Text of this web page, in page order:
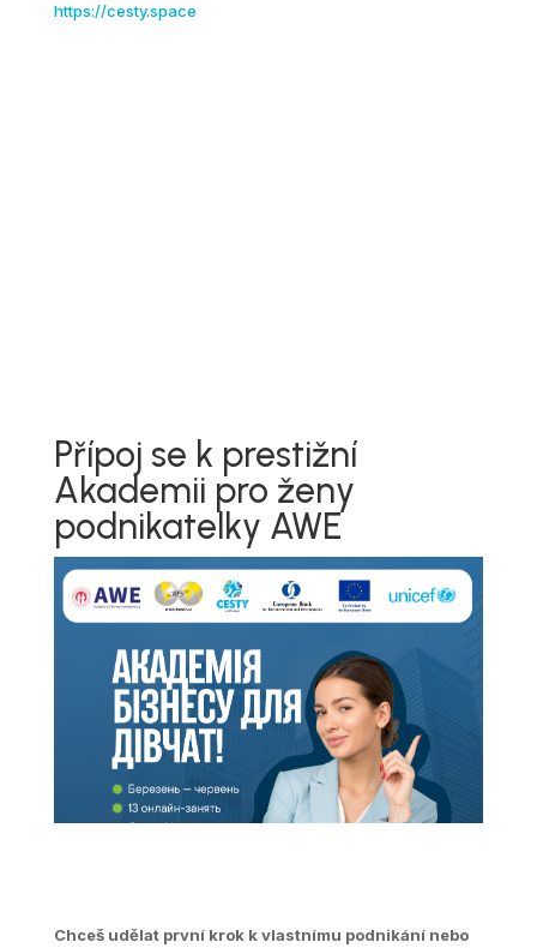
https://cesty.space
Přípoj se k prestižní
Akademii pro ženy
podnikatelky AWE
Chceš udělat první krok k vlastnímu podnikání nebo